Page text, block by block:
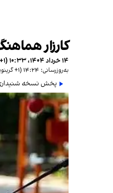
کارزار
۱۴ خرداد ۱۴۰۴، ۱۰:۳۳ (‎+۱ گرینویچ)
به‌روزرسانی: ۱۴:۲۴ (‎+۱ گرینویچ)
پخش نسخه